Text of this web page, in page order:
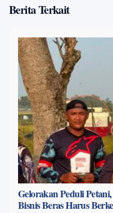
Berita Terkait
Gelorakan Peduli
Bisnis Beras Harus